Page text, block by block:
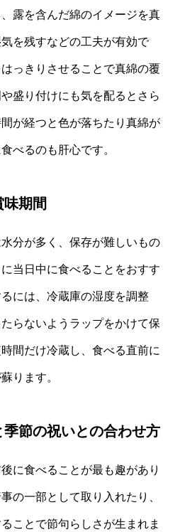
露を含んだ綿のイメージを真
を残すなどの工夫が有効で
っきりさせることで真綿の覆
盛り付けにも気を配るとさら
が経つと色が落ちたり真綿が
べるのも肝心です。
期間
分が多く、保存が難しいもの
当日中に食べることをおすす
には、冷蔵庫の湿度を調整
らないようラップをかけて保
間だけ冷蔵し、食べる直前に
ります。
節の祝いとの合わせ方
に食べることが最も趣があり
の一部として取り入れたり、
ことで節句らしさが生まれま